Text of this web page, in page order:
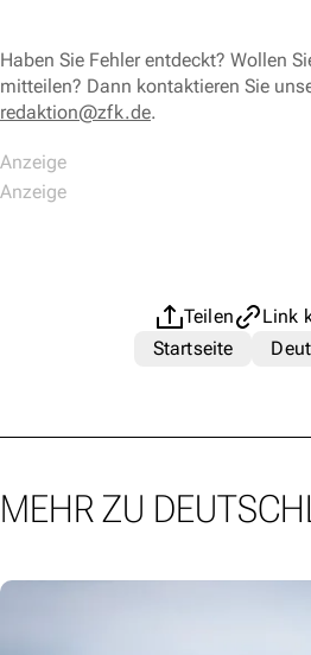
Haben Sie Fehler entdeckt? Wollen
mitteilen? Dann kontaktieren Sie
redaktion@zfk.de.
Teilen
Link
Startseite
MEHR ZU